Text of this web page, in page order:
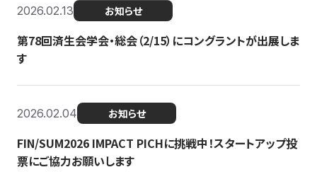
2026.02.13 お知らせ
第78回済生会学会・総会（2/15）にコングラントが出展しま
す
2026.02.04 お知らせ
FIN/SUM2026 IMPACT PICHに挑戦中！スタートアップ投
票にご協力お願いします